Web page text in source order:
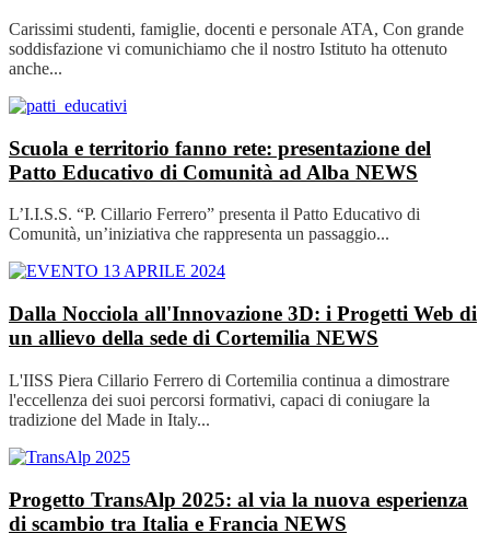
Carissimi studenti, famiglie, docenti e personale ATA, Con grande
soddisfazione vi comunichiamo che il nostro Istituto ha ottenuto
anche...
Scuola e territorio fanno rete: presentazione del
Patto Educativo di Comunità ad Alba NEWS
L’I.I.S.S. “P. Cillario Ferrero” presenta il Patto Educativo di
Comunità, un’iniziativa che rappresenta un passaggio...
Dalla Nocciola all'Innovazione 3D: i Progetti Web di
un allievo della sede di Cortemilia NEWS
L'IISS Piera Cillario Ferrero di Cortemilia continua a dimostrare
l'eccellenza dei suoi percorsi formativi, capaci di coniugare la
tradizione del Made in Italy...
Progetto TransAlp 2025: al via la nuova esperienza
di scambio tra Italia e Francia NEWS